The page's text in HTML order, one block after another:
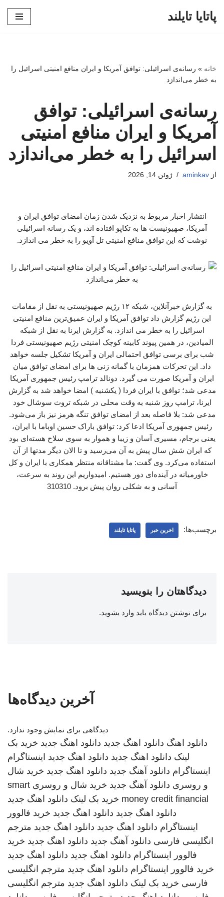
پاتایا تایلند
خانه » رسانه‌ی اسرائیلی: توافق آمریکا و ایران منافع امنیتی اسرائیل را
به خطر می‌اندازد
رسانه‌ی اسرائیلی: توافق
آمریکا و ایران منافع امنیتی
اسرائیل را به خطر می‌اندازد
از aminkav ژوئن 14, 2026
انتشار اخبار مربوط به نزدیک شدن زمان امضای توافق ایران و
آمریکا، صهیونیست ها به تکاپو افتاده اند، و یک رسانه اسرائیلی
نوشت که این توافق منافع امنیتی تل آویو را به خطر می اندازد.
به گزارش خبرآنلاین، شبکه ۱۲ رژیم صهیونیستی به نقل از مقامات
این رژیم گزارش داد توافق آمریکا و ایران عمیق‌ترین منافع امنیتی
اسرائیل را به خطر می اندازد. به گزارش ایرنا به نقل از شبکه
المیادین، در همین پیوند کابینه کوچک امنیتی رژیم صهیونیستی فردا
شب برای برسی توافق احتمالی ایران و آمریکا تشکیل جلسه خواهد
داد. این تحرکات همزمان با گمانه زنی ها برای امضای توافق میان
ایران و آمریکا صورت می گیرد. دونالد ترامپ رئیس جمهوری آمریکا
مدعی شد؛ توافق با ایران فردا ( یکشنبه ) امضا خواهد شد به گزارش
ایرنا، ترامپ روز شنبه به وقت محلی در شبکه تروث سوشال خود
مدعی شد: بلا فاصله بعد از امضای توافق تنگه هرمز نیز باز می‌شود.
رئیس جمهوری آمریکا ادعا کرد: توافق باراک حسین اوباما با ایران،
یعنی برجام، مسیری آسان و زیبا و هموار به سوی سلاح هسته‌ای بود
که ایران شش سال پیش به آن می‌رسید و تا الان دیگر مدتها از آن
استفاده می‌کرد. وی گفت: ما مشتاقانه منتظر همکاری با ایران و کل
خاورمیانه در آینده‌ای دور هستیم. امیدواریم این روند به سرعت،
آسانی و به شکلی روان پیش برود. 310310
برچسب‌ها: اخرین خبر پاتایا تایلند
دیدگاهتان را بنویسید
برای نوشتن دیدگاه باید وارد بشوید.
آخرین دیدگاه‌ها
دیدگاهی برای نمایش وجود ندارد.
دانلود اهنگ دانلود اهنگ جدید دانلود اهنگ جدید خرید بک
لینک دانلود اهنگ جدید دانلود اهنگ جدید اینستاگرام
اینستاگرام دانلود آهنگ جدید دانلود اهنگ جدید خرید شال
و روسری دانلود آهنگ جدید خرید شال و روسری smart
money credit financial خرید بک لینک دانلود اهنگ جدید
دانلود اهنگ جدید دانلود اهنگ جدید خرید فالوور
اینستاگرام دانلود اهنگ جدید دانلود اهنگ جدید مترجم
انگلیسی فارسی دانلود آهنگ جدید دانلود اهنگ جدید خرید
فالوور اینستاگرام دانلود اهنگ جدید دانلود اهنگ جدید
خرید فالوور اینستاگرام دانلود اهنگ جدید مترجم انگلیسی
فارسی خرید بک لینک دانلود اهنگ جدید مترجم انگلیسی